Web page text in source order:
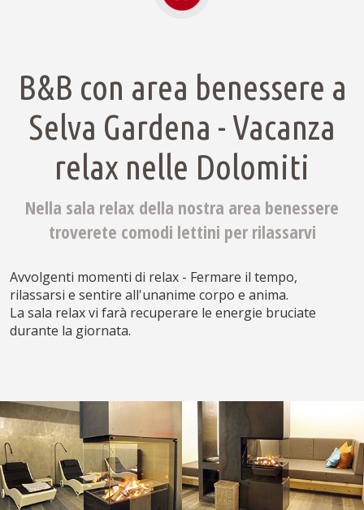
B&B con area benessere a
Selva Gardena - Vacanza
relax nelle Dolomiti
Nella sala relax della nostra area benessere
troverete comodi lettini per rilassarvi
Avvolgenti momenti di relax - Fermare il tempo,
rilassarsi e sentire all'unanime corpo e anima.
La sala relax vi farà recuperare le energie bruciate
durante la giornata.